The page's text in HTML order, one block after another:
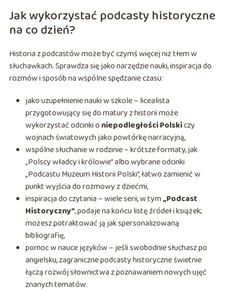
Jak wykorzystać podcasty historyczne
na co dzień?
Historia z podcastów może być czymś więcej niż tłem w
słuchawkach. Sprawdza się jako narzędzie nauki, inspiracja do
rozmów i sposób na wspólne spędzanie czasu:
jako uzupełnienie nauki w szkole – licealista
przygotowujący się do matury z historii może
wykorzystać odcinki o niepodległości Polskiczy
wojnach światowych jako powtórkę narracyjną,
wspólne słuchanie w rodzinie – krótsze formaty, jak
„Polscy władcy i królowie” albo wybrane odcinki
„Podcastu Muzeum Historii Polski”, łatwo zamienić w
punkt wyjścia do rozmowy z dziećmi,
inspiracja do czytania – wiele serii, w tym„Podcast
Historyczny”, podaje na końcu listę źródeł i książek;
możesz potraktować ją jak spersonalizowaną
bibliografię,
pomoc w nauce języków – jeśli swobodnie słuchasz po
angielsku, zagraniczne podcasty historyczne świetnie
łączą rozwój słownictwa z poznawaniem nowych ujęć
znanych tematów.